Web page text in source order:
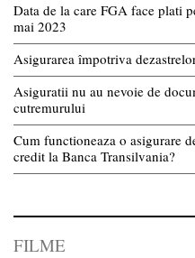
Data de la care FGA face plati
mai 2023
Asigurarea împotriva
Asiguratii nu au nevoie de
cutremurului
Cum functioneaza o asigurare
credit la Banca Transilvania?
FILME